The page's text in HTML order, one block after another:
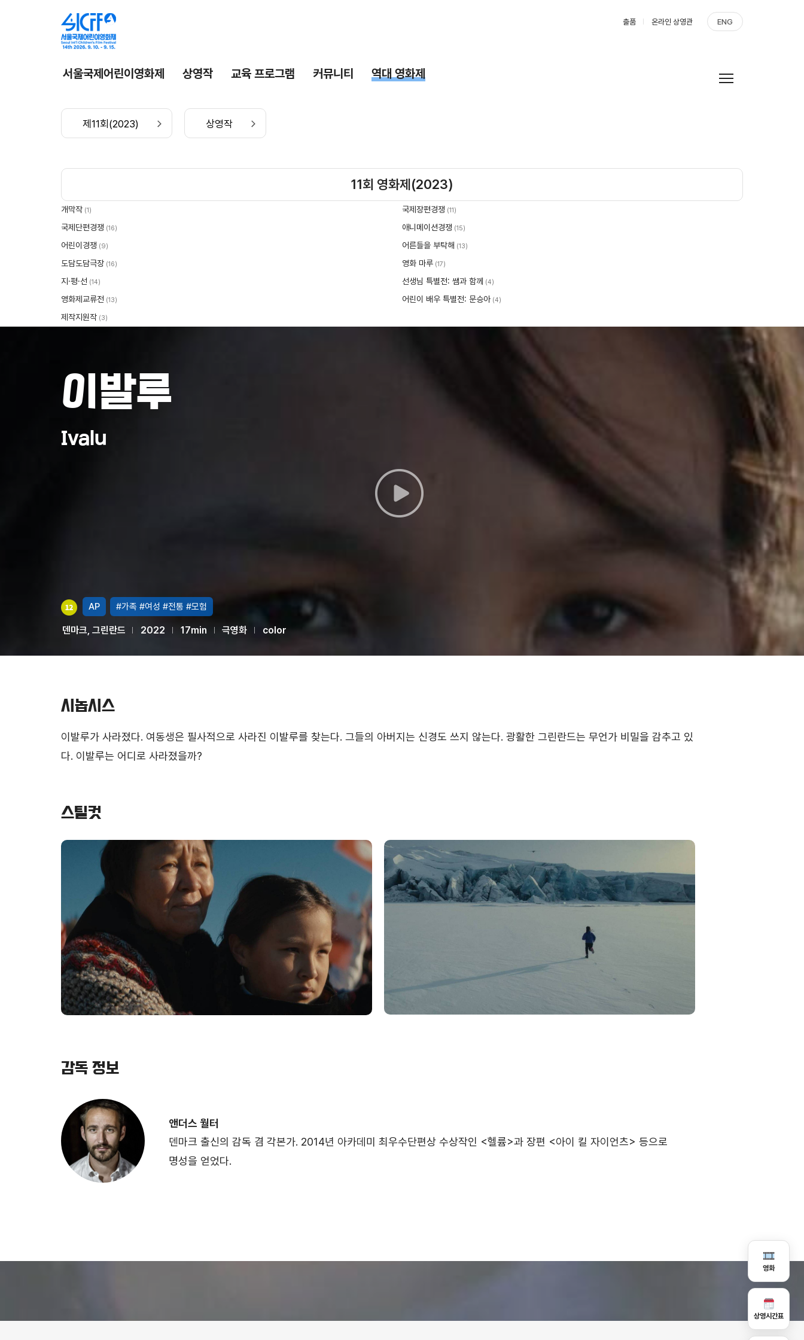
출품 온라인 상영관 ENG
서울국제어린이영화제 상영작 교육 프로그램 커뮤니티 역대 영화제
제11회(2023) 상영작
11회 영화제(2023)
개막작 (1) 국제장편경쟁 (11)
국제단편경쟁 (16) 애니메이션경쟁 (15)
어린이경쟁 (9) 어른들을 부탁해 (13)
도담도담극장 (16) 영화 마루 (17)
지·평·선 (14) 선생님 특별전: 쌤과 함께 (4)
영화제교류전 (13) 어린이 배우 특별전: 문승아 (4)
제작지원작 (3)
이발루
Ivalu
AP #가족 #여성 #전통 #모험
덴마크, 그린란드 2022 17min 극영화 color
시놉시스
이발루가 사라졌다. 여동생은 필사적으로 사라진 이발루를 찾는다. 그들의 아버지는 신경도 쓰지 않는다. 광활한 그린란드는 무언가 비밀을 감추고 있
다. 이발루는 어디로 사라졌을까?
스틸컷
감독 정보
앤더스 월터
덴마크 출신의 감독 겸 각본가. 2014년 아카데미 최우수단편상 수상작인 <헬륨>과 장편 <아이 킬 자이언츠> 등으로
명성을 얻었다.
영화
상영시간표